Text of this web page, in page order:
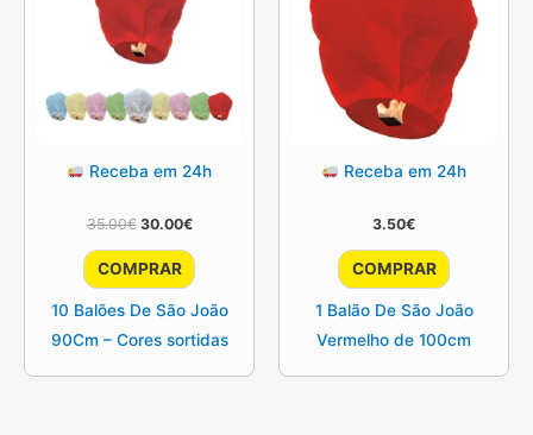
Receba em 24h
35.00€ O
original
era:
30.00€O
atual
é:
COMPRAR
10 Balões De São João
90Cm – Cores sortidas
Receba em 24h
3.50€
COMPRAR
1 Balão De São João
Vermelho de 100cm